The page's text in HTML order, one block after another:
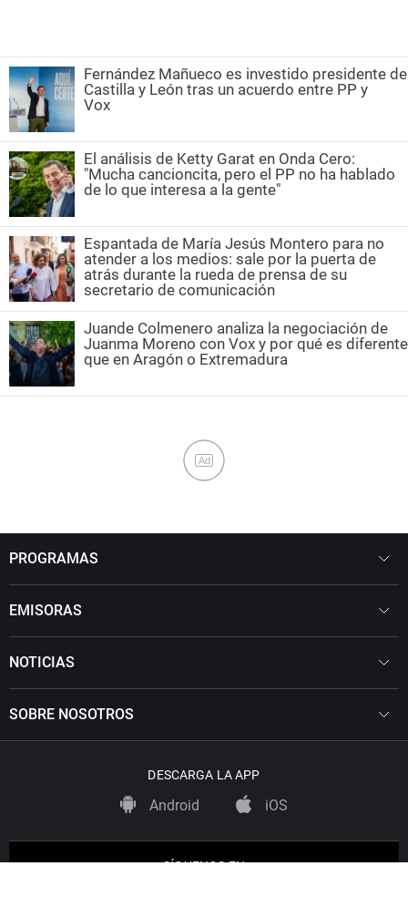
Fernández Mañueco es investido presidente de
Castilla y León tras un acuerdo entre PP y
Vox
El análisis de Ketty Garat en Onda Cero:
"Mucha cancioncita, pero el PP no ha hablado
de lo que interesa a la gente"
Espantada de María Jesús Montero para no
atender a los medios: sale por la puerta de
atrás durante la rueda de prensa de su
secretario de comunicación
Juande Colmenero analiza la negociación de
Juanma Moreno con Vox y por qué es diferente
que en Aragón o Extremadura
Ad
PROGRAMAS
EMISORAS
NOTICIAS
SOBRE NOSOTROS
DESCARGA LA APP
Android iOS
SÍGUENOS EN